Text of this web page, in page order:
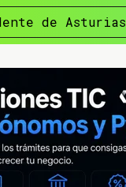
de Asturias